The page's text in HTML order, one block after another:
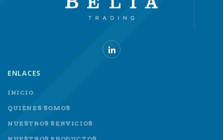
ENLACES
INICIO
QUIÉNES SOMOS
NUESTROS SERVICIOS